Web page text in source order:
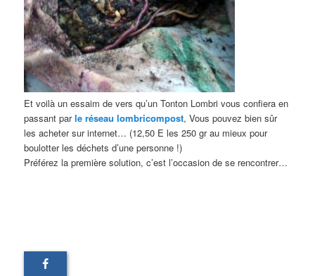
Et voilà un essaim de vers qu’un Tonton Lombri vous confiera en
passant parle réseau lombricompost, Vous pouvez bien sûr
les acheter sur internet… (12,50 E les 250 gr au mieux pour
boulotter les déchets d’une personne !)
Préférez la première solution, c’est l’occasion de se rencontrer…